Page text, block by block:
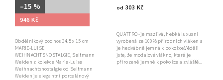
–15 %
946 Kč
Obdélníkový podnos 34.5 x 15 cm
MARIE-LUISE
WEIHNACHTSNOSTALGIE, Seltmann
Weiden z kolekce Marie-Luise
Weihnachtsnostalgie od Seltmann
Weiden je elegantní porcelánový
od 303 Kč
QUATTRO -je mazlivá, hebká luxusní
vyrobená ze 100% přírodních vláken a
je hedvábně jemná k pokožce.Věděli
jste, že modalové vlákno, které je
přirozeně jemné k pokožce a zvláště...